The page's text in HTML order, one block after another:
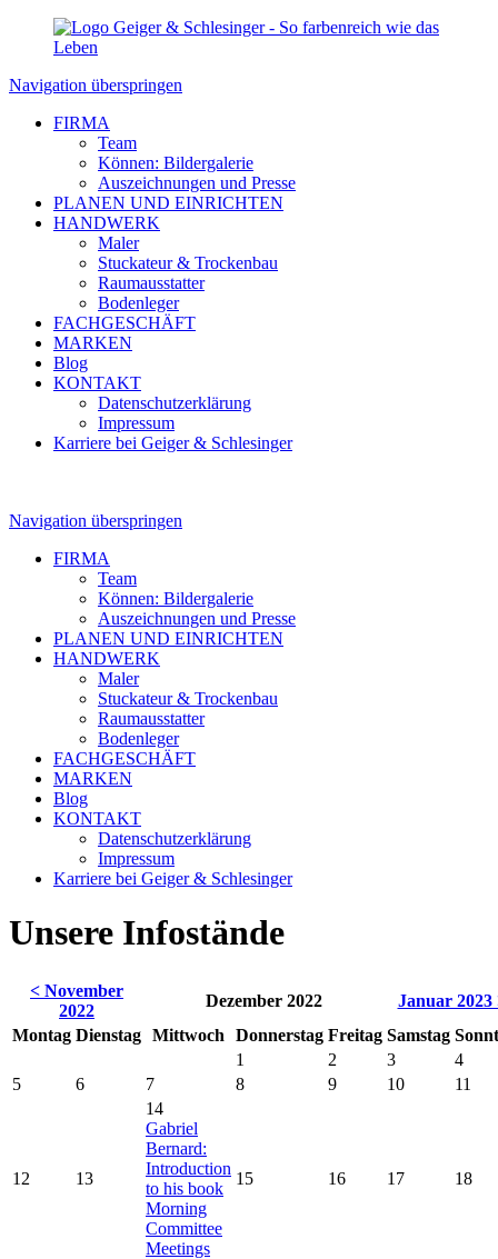
Navigation überspringen
FIRMA
Team
Können: Bildergalerie
Auszeichnungen und Presse
PLANEN UND EINRICHTEN
HANDWERK
Maler
Stuckateur & Trockenbau
Raumausstatter
Bodenleger
FACHGESCHÄFT
MARKEN
Blog
KONTAKT
Datenschutzerklärung
Impressum
Karriere bei Geiger & Schlesinger
Navigation überspringen
FIRMA
Team
Können: Bildergalerie
Auszeichnungen und Presse
PLANEN UND EINRICHTEN
HANDWERK
Maler
Stuckateur & Trockenbau
Raumausstatter
Bodenleger
FACHGESCHÄFT
MARKEN
Blog
KONTAKT
Datenschutzerklärung
Impressum
Karriere bei Geiger & Schlesinger
Unsere Infostände
< November
2022
Dezember 2022
Januar 2023
Montag Dienstag Mittwoch Donnerstag Freitag Samstag
1
2 3
4
5
6 7 8 9 10 11
12 13
14
Gabriel
Bernard:
Introduction
to his book
Morning
Committee
Meetings
15 16 17 18